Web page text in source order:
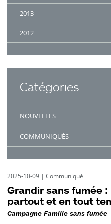
2013
2012
Catégories
NOUVELLES
COMMUNIQUÉS
2025-10-09 | Communiqué
Grandir sans fumée
partout et en tout
Campagne Famille sans fumée